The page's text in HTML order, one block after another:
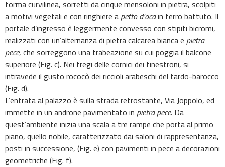
forma curvilinea, sorretti da cinque mensoloni in pietra, scolpiti
a motivi vegetali e con ringhiere a petto d’ocain ferro battuto. Il
portale d’ingresso è leggermente convesso con stipiti bicromi,
realizzati con un’alternanza di pietra calcarea bianca e pietra
pece, che sorreggono una trabeazione su cui poggia il balcone
superiore (Fig. c). Nei fregi delle cornici dei finestroni, si
intravede il gusto rococò dei riccioli arabeschi del tardo-barocco
(Fig. d).
L’entrata al palazzo è sulla strada retrostante, Via Joppolo, ed
immette in un androne pavimentato in pietra pece. Da
quest’ambiente inizia una scala a tre rampe che porta al primo
piano, quello nobile, caratterizzato dai saloni di rappresentanza,
posti in successione, (Fig. e) con pavimenti in pece a decorazioni
geometriche (Fig. f).